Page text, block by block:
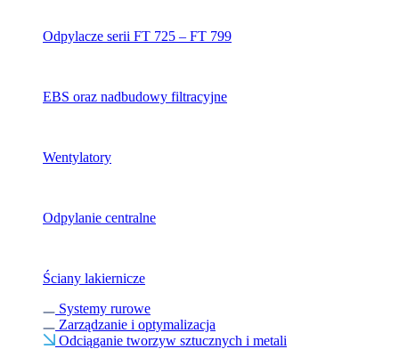
Odpylacze serii FT 725 – FT 799
EBS oraz nadbudowy filtracyjne
Wentylatory
Odpylanie centralne
Ściany lakiernicze
Systemy rurowe
Zarządzanie i optymalizacja
Odciąganie tworzyw sztucznych i metali